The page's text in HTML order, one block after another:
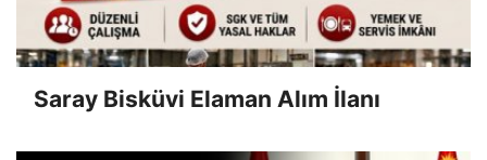
Saray Bisküvi Elaman Alım İlanı